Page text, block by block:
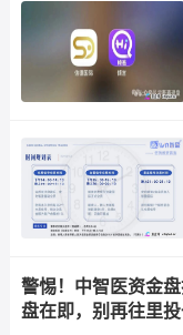
警惕！中智医资金
盘在即，别再往里